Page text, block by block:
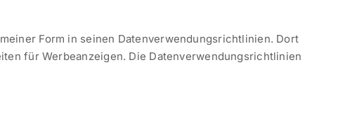
Form in seinen Datenverwendungsrichtlinien. Dort
für Werbeanzeigen. Die Datenverwendungsrichtlinien